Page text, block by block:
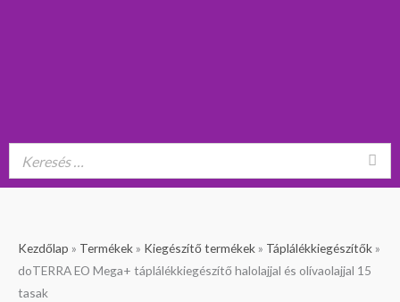
Kezdőlap » Termékek » Kiegészítő termékek » Táplálékkiegészítők »
doTERRA EO Mega+ táplálékkiegészítő halolajjal és olívaolajjal 15
tasak
doTERRA
EO
Mega+